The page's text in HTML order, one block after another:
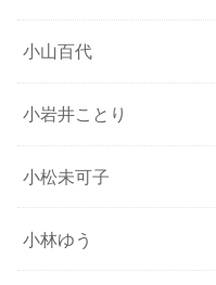
小山百代
小岩井ことり
小松未可子
小林ゆう